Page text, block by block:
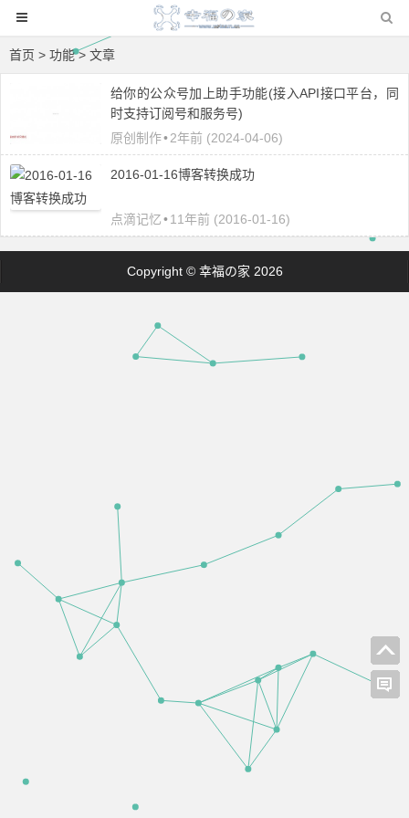
首页 > 功能 > 文章
给你的公众号加上助手功能(接入API接口平台，同
时支持订阅号和服务号)
原创制作•2年前 (2024-04-06)
2016-01-16博客转换成功
点滴记忆•11年前 (2016-01-16)
Copyright © 幸福の家 2026